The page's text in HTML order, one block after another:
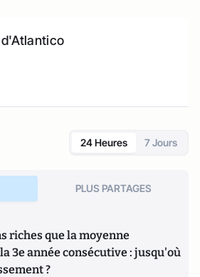
24 Heures 7 Jours
PLUS PARTAGES
riches que la moyenne
3e année consécutive : jusqu'où
?